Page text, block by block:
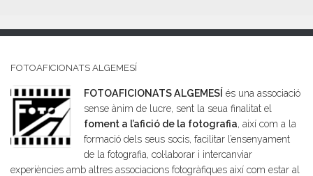
FOTOAFICIONATS ALGEMESÍ
FOTOAFICIONATS ALGEMESÍ és una associació
sense ànim de lucre, sent la seua finalitat el
foment a l’afició de la fotografia, així com a la
formació dels seus socis, facilitar l’ensenyament
de la fotografia, col·laborar i intercanviar
experiències amb altres associacions fotogràfiques així com estar al